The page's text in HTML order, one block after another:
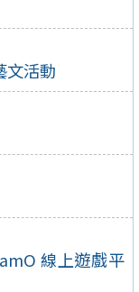
文活動
線上遊戲平